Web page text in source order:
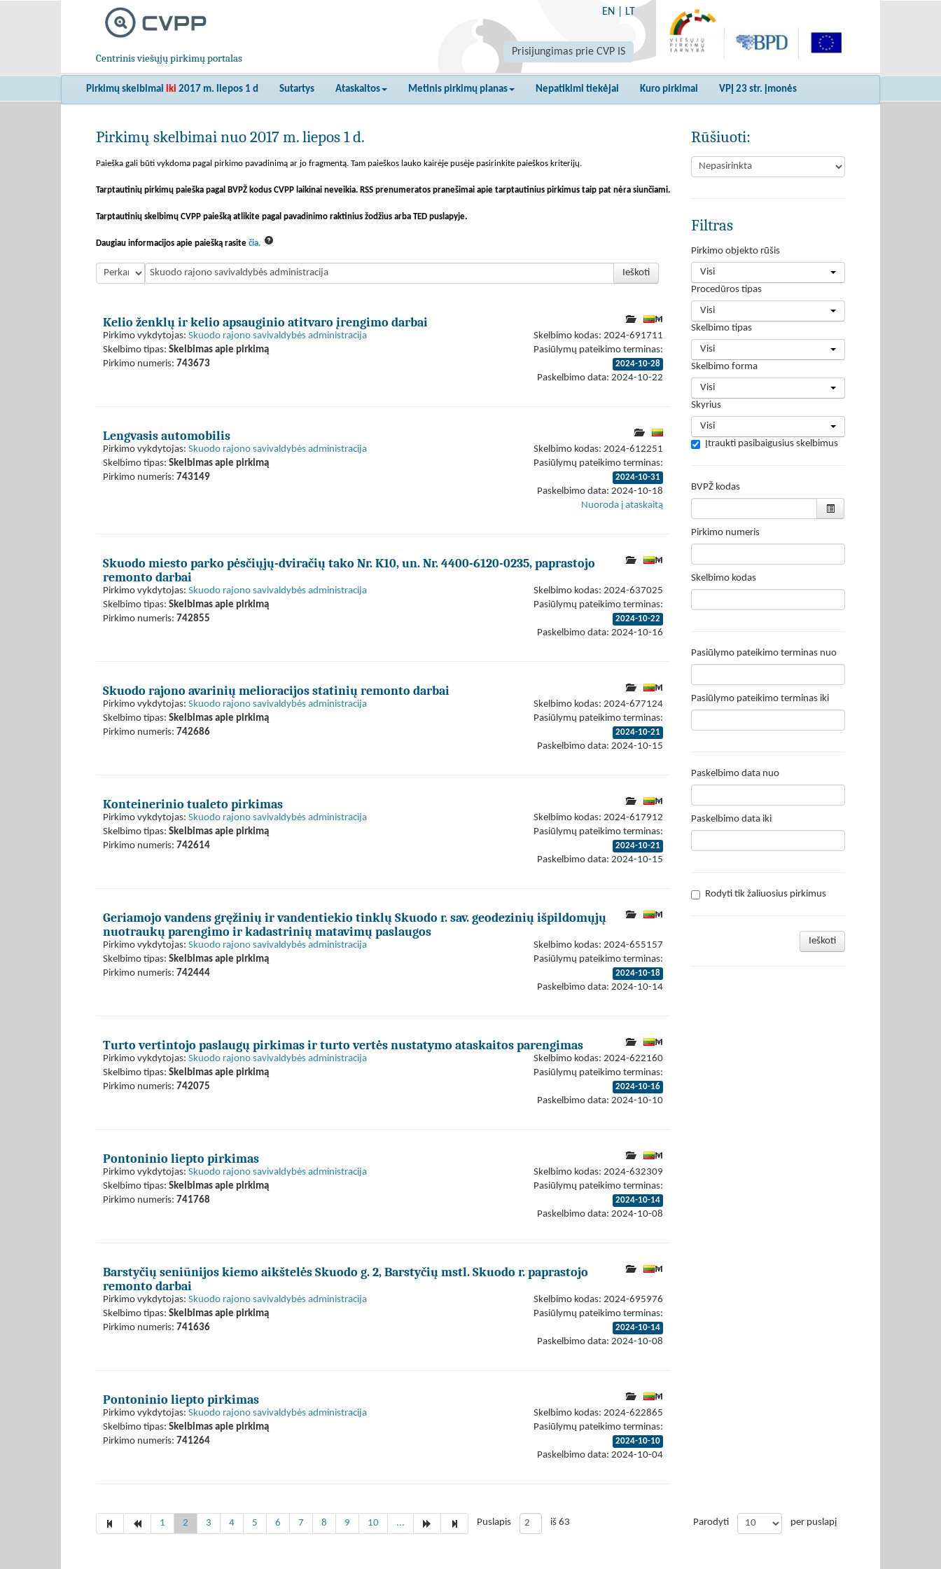
Centrinis viešųjų pirkimų portalas
EN LT
Prisijungimas prie CVP IS
Pirkimų skelbimai iki 2017 m. liepos 1 d Sutartys Ataskaitos Metinis pirkimų planas Nepatikimi tiekėjai Kuro pirkimai VPĮ 23 str. įmonės
Pirkimų skelbimai nuo 2017 m. liepos 1 d.
Paieška gali būti vykdoma pagal pirkimo pavadinimą ar jo fragmentą. Tam paieškos lauko kairėje pusėje pasirinkite paieškos kriterijų.
Tarptautinių pirkimų paieška pagal BVPŽ kodus CVPP laikinai neveikia. RSS prenumeratos pranešimai apie tarptautinius pirkimus taip pat nėra siunčiami.
Tarptautinių skelbimų CVPP paiešką atlikite pagal pavadinimo raktinius žodžius arba TED puslapyje.
Daugiau informacijos apie paiešką rasite čia.
Ieškoti
Kelio ženklų ir kelio apsauginio atitvaro įrengimo darbai
Pirkimo vykdytojas: Skuodo rajono savivaldybės administracija
Skelbimo tipas: Skelbimas apie pirkimą
Pirkimo numeris: 743673
Skelbimo kodas: 2024-691711
Pasiūlymų pateikimo terminas:
2024-10-28
Paskelbimo data: 2024-10-22
Lengvasis automobilis
Pirkimo vykdytojas: Skuodo rajono savivaldybės administracija
Skelbimo tipas: Skelbimas apie pirkimą
Pirkimo numeris: 743149
Skelbimo kodas: 2024-612251
Pasiūlymų pateikimo terminas:
2024-10-31
Paskelbimo data: 2024-10-18
Nuoroda į ataskaitą
Skuodo miesto parko pėsčiųjų-dviračių tako Nr. K10, un. Nr. 4400-6120-0235, paprastojo
remonto darbai
Pirkimo vykdytojas: Skuodo rajono savivaldybės administracija
Skelbimo tipas: Skelbimas apie pirkimą
Pirkimo numeris: 742855
Skelbimo kodas: 2024-637025
Pasiūlymų pateikimo terminas:
2024-10-22
Paskelbimo data: 2024-10-16
Skuodo rajono avarinių melioracijos statinių remonto darbai
Pirkimo vykdytojas: Skuodo rajono savivaldybės administracija
Skelbimo tipas: Skelbimas apie pirkimą
Pirkimo numeris: 742686
Skelbimo kodas: 2024-677124
Pasiūlymų pateikimo terminas:
2024-10-21
Paskelbimo data: 2024-10-15
Konteinerinio tualeto pirkimas
Pirkimo vykdytojas: Skuodo rajono savivaldybės administracija
Skelbimo tipas: Skelbimas apie pirkimą
Pirkimo numeris: 742614
Skelbimo kodas: 2024-617912
Pasiūlymų pateikimo terminas:
2024-10-21
Paskelbimo data: 2024-10-15
Geriamojo vandens gręžinių ir vandentiekio tinklų Skuodo r. sav. geodezinių išpildomųjų
nuotraukų parengimo ir kadastrinių matavimų paslaugos
Pirkimo vykdytojas: Skuodo rajono savivaldybės administracija
Skelbimo tipas: Skelbimas apie pirkimą
Pirkimo numeris: 742444
Skelbimo kodas: 2024-655157
Pasiūlymų pateikimo terminas:
2024-10-18
Paskelbimo data: 2024-10-14
Turto vertintojo paslaugų pirkimas ir turto vertės nustatymo ataskaitos parengimas
Pirkimo vykdytojas: Skuodo rajono savivaldybės administracija
Skelbimo tipas: Skelbimas apie pirkimą
Pirkimo numeris: 742075
Skelbimo kodas: 2024-622160
Pasiūlymų pateikimo terminas:
2024-10-16
Paskelbimo data: 2024-10-10
Pontoninio liepto pirkimas
Pirkimo vykdytojas: Skuodo rajono savivaldybės administracija
Skelbimo tipas: Skelbimas apie pirkimą
Pirkimo numeris: 741768
Skelbimo kodas: 2024-632309
Pasiūlymų pateikimo terminas:
2024-10-14
Paskelbimo data: 2024-10-08
Barstyčių seniūnijos kiemo aikštelės Skuodo g. 2, Barstyčių mstl. Skuodo r. paprastojo
remonto darbai
Pirkimo vykdytojas: Skuodo rajono savivaldybės administracija
Skelbimo tipas: Skelbimas apie pirkimą
Pirkimo numeris: 741636
Skelbimo kodas: 2024-695976
Pasiūlymų pateikimo terminas:
2024-10-14
Paskelbimo data: 2024-10-08
Pontoninio liepto pirkimas
Pirkimo vykdytojas: Skuodo rajono savivaldybės administracija
Skelbimo tipas: Skelbimas apie pirkimą
Pirkimo numeris: 741264
Skelbimo kodas: 2024-622865
Pasiūlymų pateikimo terminas:
2024-10-10
Paskelbimo data: 2024-10-04
Rūšiuoti:
Filtras
Pirkimo objekto rūšis
Visi
Procedūros tipas
Visi
Skelbimo tipas
Visi
Skelbimo forma
Visi
Skyrius
Visi
Įtraukti pasibaigusius skelbimus
BVPŽ kodas
Pirkimo numeris
Skelbimo kodas
Pasiūlymo pateikimo terminas nuo
Pasiūlymo pateikimo terminas iki
Paskelbimo data nuo
Paskelbimo data iki
Rodyti tik žaliuosius pirkimus
Ieškoti
1 2 3 4 5 6 7 8 9 10 ... Puslapis iš 63 Parodyti per puslapį